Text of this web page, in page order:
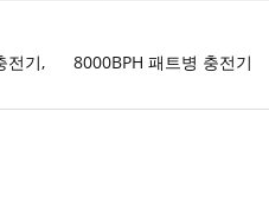
전기, 8000BPH 패트병 충전기